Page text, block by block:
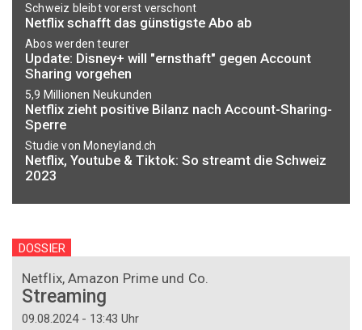
Schweiz bleibt vorerst verschont
Netflix schafft das günstigste Abo ab
Abos werden teurer
Update: Disney+ will "ernsthaft" gegen Account
Sharing vorgehen
5,9 Millionen Neukunden
Netflix zieht positive Bilanz nach Account-Sharing-
Sperre
Studie von Moneyland.ch
Netflix, Youtube & Tiktok: So streamt die Schweiz
2023
DOSSIER
Netflix, Amazon Prime und Co.
Streaming
09.08.2024 - 13:43 Uhr